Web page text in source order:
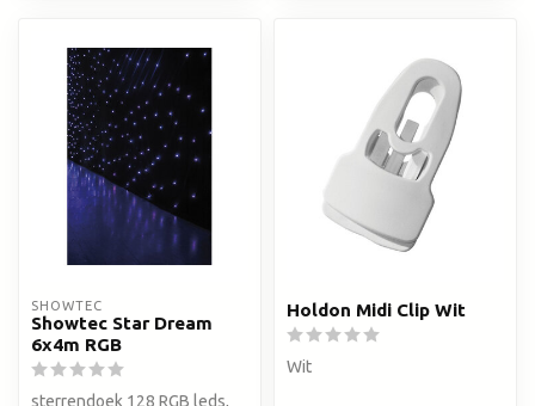
SHOWTEC
Showtec Star Dream
6x4m RGB
sterrendoek 128 RGB leds,
Holdon Midi Clip Wit
Wit